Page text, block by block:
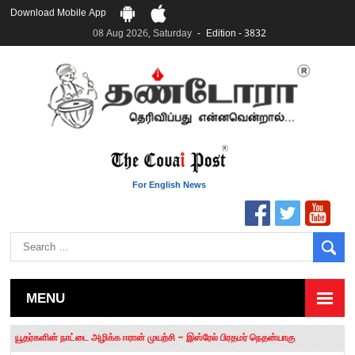
Download Mobile App
08 Aug 2026, Saturday
Edition - 3832
For English News
MENU
தமிழக சட்டப்பேரவையில் காலியிடங்கள் 6 ஆக உயர்வு
யூதர்களின் நாட்டை அழிக்க ஈரான் முயற்சி – இஸ்ரேல் பிரதமர் நெதன்யாகு
“மக்களால் நிராகரிக்கப்பட்டவர் ஸ்டாலின்!” – செங்கோட்டையன்